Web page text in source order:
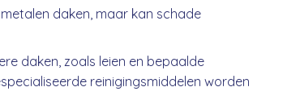
daken, maar kan schade
daken, zoals leien en bepaalde
reinigingsmiddelen worden